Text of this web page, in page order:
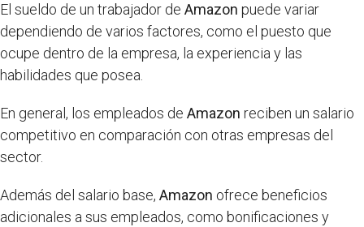
El sueldo de un trabajador de Amazon puede variar
dependiendo de varios factores, como el puesto que
ocupe dentro de la empresa, la experiencia y las
habilidades que posea.
En general, los empleados de Amazon reciben un salario
competitivo en comparación con otras empresas del
sector.
Además del salario base, Amazon ofrece beneficios
adicionales a sus empleados, como bonificaciones y